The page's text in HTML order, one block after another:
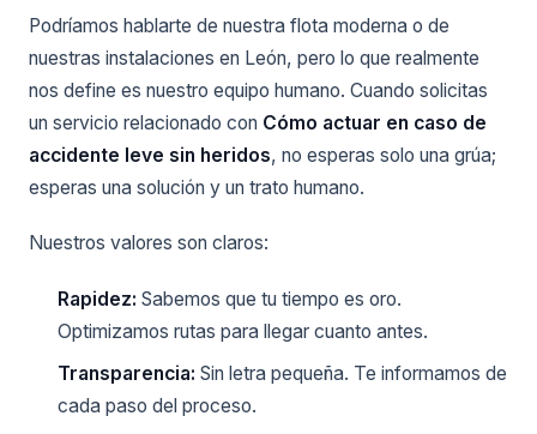
Podríamos hablarte de nuestra flota moderna o de
nuestras instalaciones en León, pero lo que realmente
nos define es nuestro equipo humano. Cuando solicitas
un servicio relacionado con Cómo actuar en caso de
accidente leve sin heridos, no esperas solo una grúa;
esperas una solución y un trato humano.
Nuestros valores son claros:
Rapidez: Sabemos que tu tiempo es oro.
Optimizamos rutas para llegar cuanto antes.
Transparencia: Sin letra pequeña. Te informamos de
cada paso del proceso.